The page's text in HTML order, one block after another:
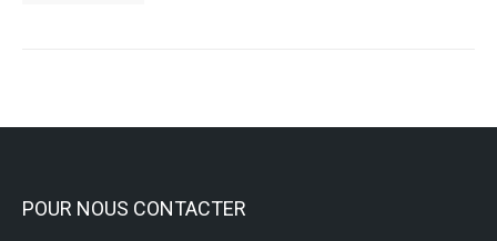
POUR NOUS CONTACTER